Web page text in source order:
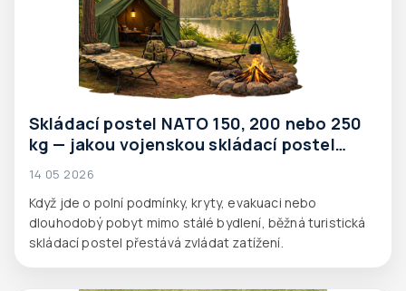
Skládací postel NATO 150, 200 nebo 250
kg — jakou vojenskou skládací postel
14 05 2026
Když jde o polní podmínky, kryty, evakuaci nebo
dlouhodobý pobyt mimo stálé bydlení, běžná turistická
skládací postel přestává zvládat zatížení.